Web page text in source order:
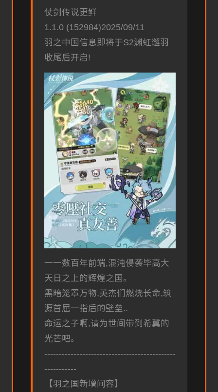
仗剑传说更鲜
1.1.0 (152984)2025/09/11
羽之中国信息即将于S2渊虹邂羽
收尾后开启!
一一数百年前端,混沌侵袭毕高大
天日之上的辉煌之国。
黑暗笼罩万物,英杰们燃烧长命,筑
源首屈一指后的壁垒..
命运之子啊,请为世间带到希冀的
光芒吧。
---------------------------------------------
-----------
【羽之国新增间容】